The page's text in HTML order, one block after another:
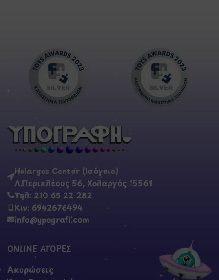
Holargos Center (Ισόγειο)
Λ.Περικλέους 56, Χολαργός 15561
Τηλ: 210 65 22 282
Κιν: 6942676494
info@ypografi.com
ONLINE ΑΓΟΡΕΣ
Ακυρώσεις